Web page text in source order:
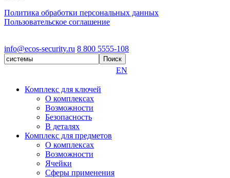
Политика обработки персональных данных
Пользовательское соглашение
info@ecos-security.ru 8 800 5555-108
EN
Комплекс для ключей
О комплексах
Возможности
Безопасность
В деталях
Комплекс для предметов
О комплексах
Возможности
Ячейки
Сферы применения